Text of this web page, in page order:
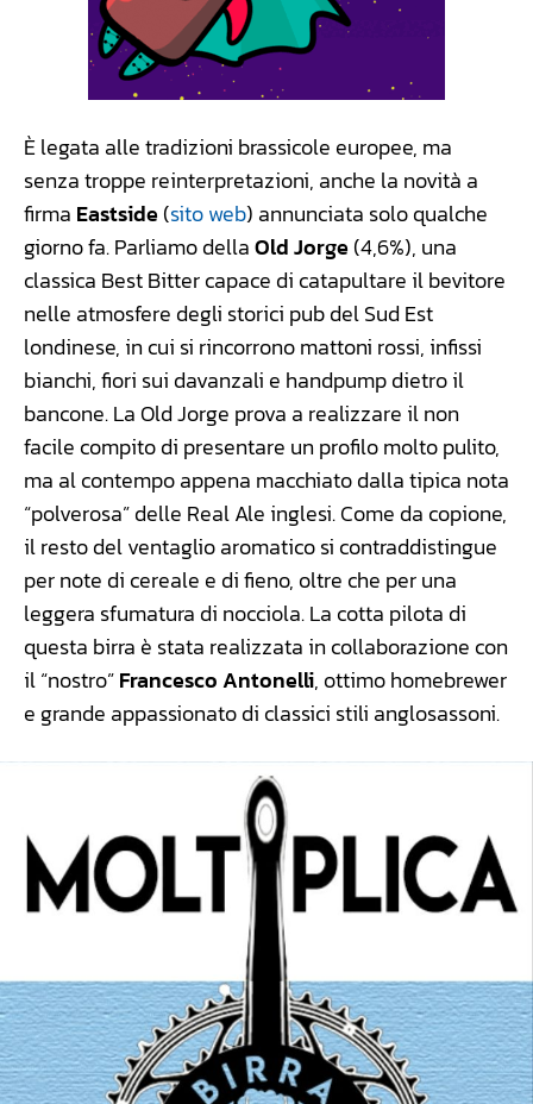
È legata alle tradizioni brassicole europee, ma
senza troppe reinterpretazioni, anche la novità a
firma Eastside(sito web) annunciata solo qualche
giorno fa. Parliamo dellaOld Jorge(4,6%), una
classica Best Bitter capace di catapultare il bevitore
nelle atmosfere degli storici pub del Sud Est
londinese, in cui si rincorrono mattoni rossi, infissi
bianchi, fiori sui davanzali e handpump dietro il
bancone. La Old Jorge prova a realizzare il non
facile compito di presentare un profilo molto pulito,
ma al contempo appena macchiato dalla tipica nota
“polverosa” delle Real Ale inglesi. Come da copione,
il resto del ventaglio aromatico si contraddistingue
per note di cereale e di fieno, oltre che per una
leggera sfumatura di nocciola. La cotta pilota di
questa birra è stata realizzata in collaborazione con
il “nostro”Francesco Antonelli, ottimo homebrewer
e grande appassionato di classici stili anglosassoni.